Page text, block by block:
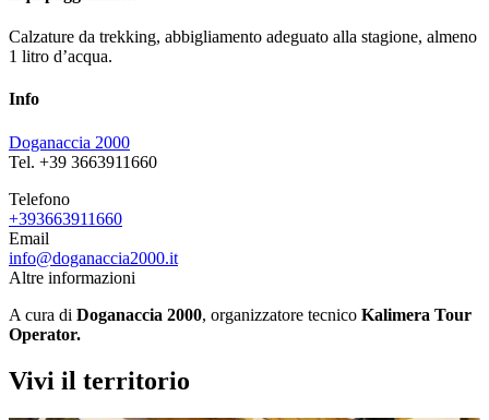
Calzature da trekking, abbigliamento adeguato alla stagione, almeno
1 litro d’acqua.
Info
Doganaccia 2000
Tel. +39 3663911660
Telefono
+393663911660
Email
info@doganaccia2000.it
Altre informazioni
A cura di Doganaccia 2000, organizzatore tecnico Kalimera Tour
Operator.
Vivi il territorio